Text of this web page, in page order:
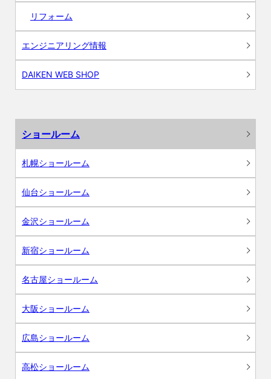
リフォーム
エンジニアリング情報
DAIKEN WEB SHOP
ショールーム
札幌ショールーム
仙台ショールーム
金沢ショールーム
新宿ショールーム
名古屋ショールーム
大阪ショールーム
広島ショールーム
高松ショールーム